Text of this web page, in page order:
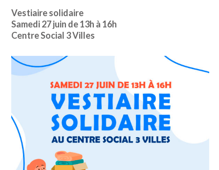
Vestiaire solidaire
Samedi 27 juin de 13h à 16h
Centre Social 3 Villes